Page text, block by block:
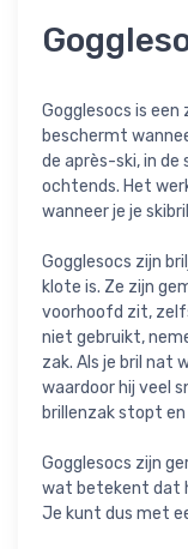
Gogglesocs is een
beschermt
de après-ski, in
ochtends. Het
wanneer je je
Gogglesocs zijn
klote is. Ze zijn
voorhoofd zit,
niet gebruikt,
zak. Als je bril nat
waardoor hij veel
brillenzak stopt
Gogglesocs zijn
wat betekent dat
Je kunt dus met